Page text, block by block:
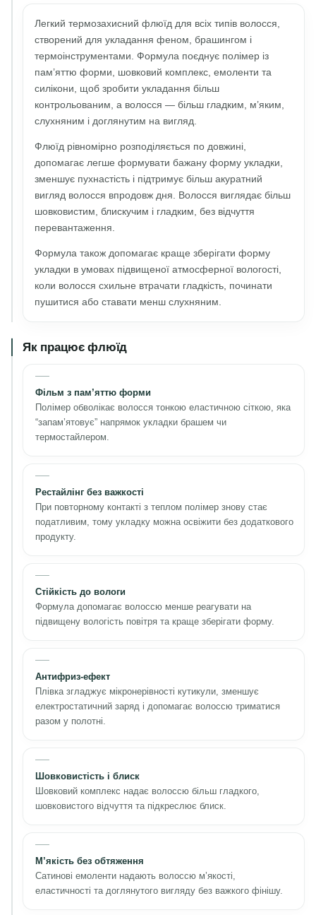
Легкий термозахисний флюїд для всіх типів волосся,
створений для укладання феном, брашингом і
термоінструментами. Формула поєднує полімер із
пам’яттю форми, шовковий комплекс, емоленти та
силікони, щоб зробити укладання більш
контрольованим, а волосся — більш гладким, м’яким,
слухняним і доглянутим на вигляд.
Флюїд рівномірно розподіляється по довжині,
допомагає легше формувати бажану форму укладки,
зменшує пухнастість і підтримує більш акуратний
вигляд волосся впродовж дня. Волосся виглядає більш
шовковистим, блискучим і гладким, без відчуття
перевантаження.
Формула також допомагає краще зберігати форму
укладки в умовах підвищеної атмосферної вологості,
коли волосся схильне втрачати гладкість, починати
пушитися або ставати менш слухняним.
Як працює флюїд
Фільм з пам’яттю форми
Полімер обволікає волосся тонкою еластичною сіткою, яка
“запам’ятовує” напрямок укладки брашем чи
термостайлером.
Рестайлінг без важкості
При повторному контакті з теплом полімер знову стає
податливим, тому укладку можна освіжити без додаткового
продукту.
Стійкість до вологи
Формула допомагає волоссю менше реагувати на
підвищену вологість повітря та краще зберігати форму.
Антифриз-ефект
Плівка згладжує мікронерівності кутикули, зменшує
електростатичний заряд і допомагає волоссю триматися
разом у полотні.
Шовковистість і блиск
Шовковий комплекс надає волоссю більш гладкого,
шовковистого відчуття та підкреслює блиск.
М’якість без обтяження
Сатинові емоленти надають волоссю м’якості,
еластичності та доглянутого вигляду без важкого фінішу.